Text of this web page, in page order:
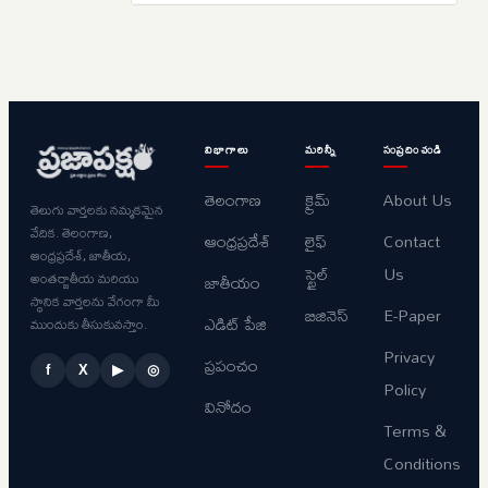
తెలుగు వార్తలకు నమ్మకమైన
వేదిక. తెలంగాణ,
ఆంధ్రప్రదేశ్, జాతీయ,
అంతర్జాతీయ మరియు
స్థానిక వార్తలను వేగంగా మీ
ముందుకు తీసుకువస్తాం.
f X ▶ ◎
విభాగాలు
తెలంగాణ
ఆంధ్రప్రదేశ్
జాతీయం
ఎడిట్ పేజి
ప్రపంచం
వినోదం
మరిన్నీ
క్రైమ్
లైఫ్
స్టైల్
బిజినెస్
సంప్రదించండి
About Us
Contact
Us
E-Paper
Privacy
Policy
Terms &
Conditions